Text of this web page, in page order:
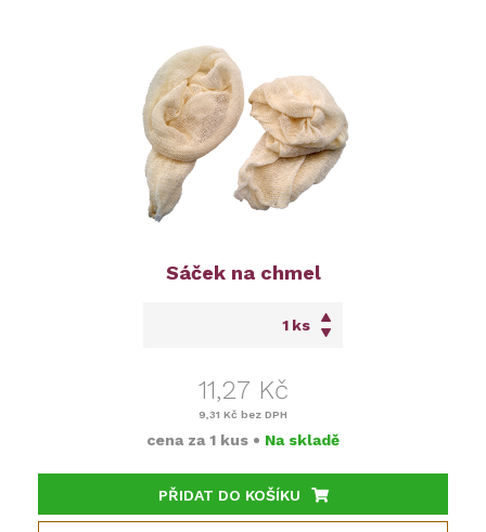
Sáček na chmel
ks
11,27 Kč
9,31 Kč bez DPH
cena za 1 kus • Na skladě
PŘIDAT DO KOŠÍKU